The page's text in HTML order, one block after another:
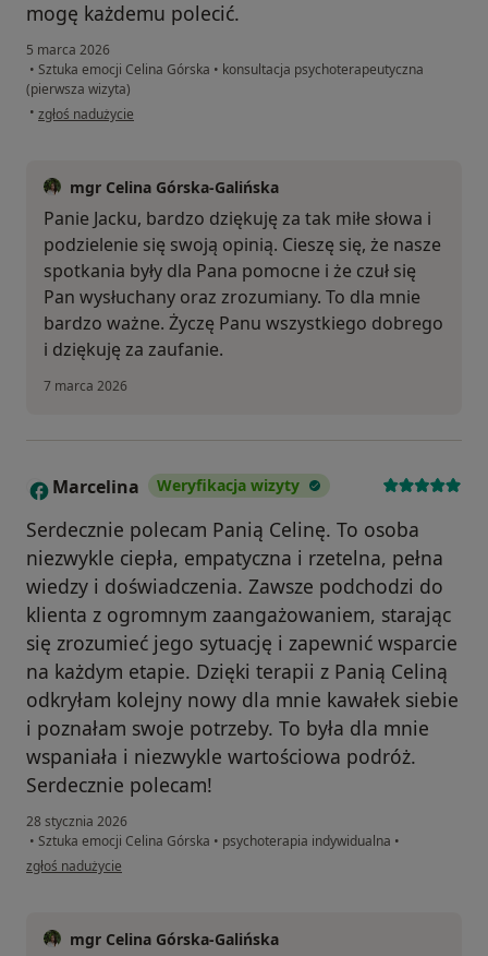
mogę każdemu polecić.
5 marca 2026
• Sztuka emocji Celina Górska • konsultacja psychoterapeutyczna
(pierwsza wizyta)
• w opinii użytkownika Jacek
zgłoś nadużycie
mgr Celina Górska-Galińska
Panie Jacku, bardzo dziękuję za tak miłe słowa i
podzielenie się swoją opinią. Cieszę się, że nasze
spotkania były dla Pana pomocne i że czuł się
Pan wysłuchany oraz zrozumiany. To dla mnie
bardzo ważne. Życzę Panu wszystkiego dobrego
i dziękuję za zaufanie.
7 marca 2026
M Marcelina Weryfikacja wizyty
Serdecznie polecam Panią Celinę. To osoba
niezwykle ciepła, empatyczna i rzetelna, pełna
wiedzy i doświadczenia. Zawsze podchodzi do
klienta z ogromnym zaangażowaniem, starając
się zrozumieć jego sytuację i zapewnić wsparcie
na każdym etapie. Dzięki terapii z Panią Celiną
odkryłam kolejny nowy dla mnie kawałek siebie
i poznałam swoje potrzeby. To była dla mnie
wspaniała i niezwykle wartościowa podróż.
Serdecznie polecam!
28 stycznia 2026
• Sztuka emocji Celina Górska • psychoterapia indywidualna •
w opinii użytkownika Marcelina
zgłoś nadużycie
mgr Celina Górska-Galińska